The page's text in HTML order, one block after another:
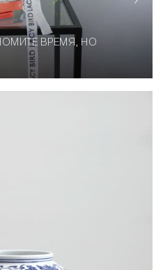
ВРЕМЯ, НО